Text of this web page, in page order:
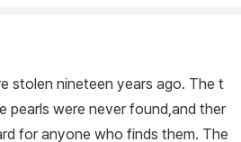
stolen nineteen years ago. The t
pearls were never found,and ther
for anyone who finds them. The